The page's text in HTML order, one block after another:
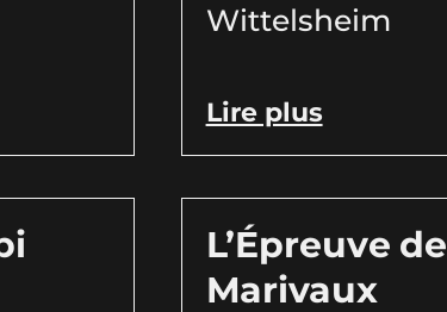
Wittelsheim
Lire plus
L’Épreuve de
Marivaux